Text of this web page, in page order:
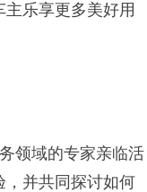
乐享更多美好用
领域的专家亲临活
，并共同探讨如何